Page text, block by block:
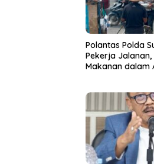
Polantas Polda
Pekerja
Makanan dalam